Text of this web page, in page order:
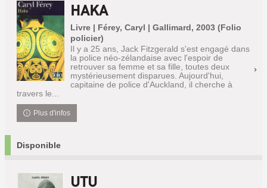
HAKA
Livre | Férey, Caryl | Gallimard, 2003 (Folio
policier)
Il y a 25 ans, Jack Fitzgerald s'est engagé dans
la police néo-zélandaise avec l'espoir de
retrouver sa femme et sa fille, toutes deux
mystérieusement disparues. Aujourd'hui,
capitaine de police d'Auckland, il cherche à
travers le...
Plus d'infos
Disponible
UTU